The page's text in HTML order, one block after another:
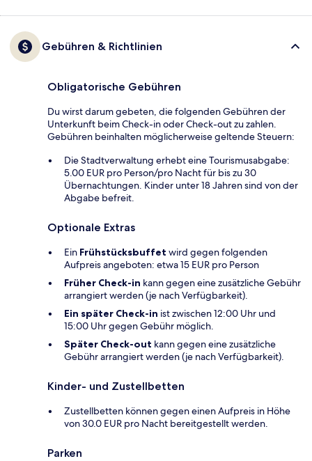
Gebühren & Richtlinien
Obligatorische Gebühren
Du wirst darum gebeten, die folgenden Gebühren der
Unterkunft beim Check-in oder Check-out zu zahlen.
Gebühren beinhalten möglicherweise geltende Steuern:
Die Stadtverwaltung erhebt eine Tourismusabgabe:
5.00 EUR pro Person/pro Nacht für bis zu 30
Übernachtungen. Kinder unter 18 Jahren sind von der
Abgabe befreit.
Optionale Extras
Ein Frühstücksbuffet wird gegen folgenden
Aufpreis angeboten: etwa 15 EUR pro Person
Früher Check-in kann gegen eine zusätzliche Gebühr
arrangiert werden (je nach Verfügbarkeit).
Ein später Check-in ist zwischen 12:00 Uhr und
15:00 Uhr gegen Gebühr möglich.
Später Check-out kann gegen eine zusätzliche
Gebühr arrangiert werden (je nach Verfügbarkeit).
Kinder- und Zustellbetten
Zustellbetten können gegen einen Aufpreis in Höhe
von 30.0 EUR pro Nacht bereitgestellt werden.
Parken